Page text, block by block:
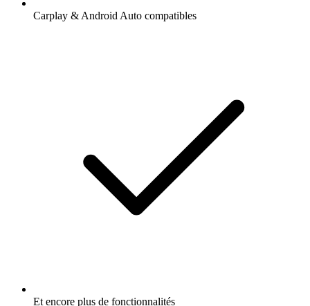
Carplay & Android Auto compatibles
Et encore plus de fonctionnalités